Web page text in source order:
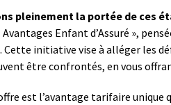
pleinement la portée de ces
Avantages Enfant d’Assuré »,
initiative vise à alléger les
être confrontés, en vous
est l’avantage tarifaire unique